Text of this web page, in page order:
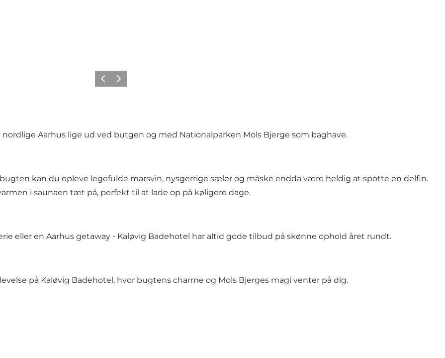
ForrigeNæste
Aarhus lige ud ved butgen og med Nationalparken Mols Bjerge som baghave.
kan du opleve legefulde marsvin, nysgerrige sæler og måske endda være heldig at spotte en delfin.
i saunaen tæt på, perfekt til at lade op på køligere dage.
eller en Aarhus getaway - Kaløvig Badehotel har altid gode tilbud på skønne ophold året rundt.
på Kaløvig Badehotel, hvor bugtens charme og Mols Bjerges magi venter på dig.